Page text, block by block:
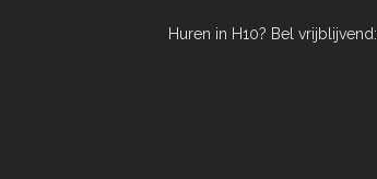
Huren in H10? Bel vrijblijvend: